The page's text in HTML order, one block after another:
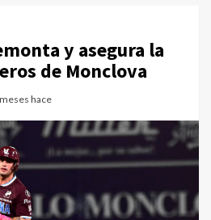
y asegura la
de Monclova
hace